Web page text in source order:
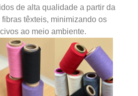
de alta qualidade a partir da
têxteis, minimizando os
ao meio ambiente.